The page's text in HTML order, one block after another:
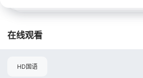
在线观看
HD国语